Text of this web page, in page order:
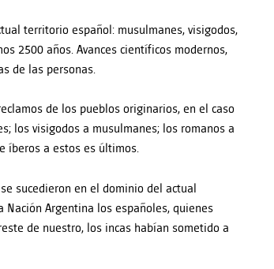
territorio español: musulmanes, visigodos,
2500 años. Avances científicos modernos,
de las personas.
de los pueblos originarios, en el caso
los visigodos a musulmanes; los romanos a
íberos a estos es últimos.
sucedieron en el dominio del actual
Argentina los españoles, quienes
de nuestro, los incas habían sometido a